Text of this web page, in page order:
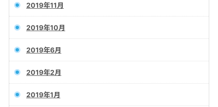
2019年11月
2019年10月
2019年6月
2019年2月
2019年1月